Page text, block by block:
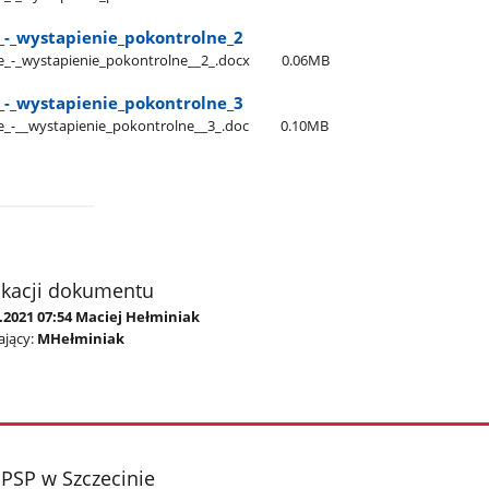
​_wystapienie​_pokontrolne​_2
​_wystapienie​_pokontrolne​_​_2​_.docx 0.06MB
​_wystapienie​_pokontrolne​_3
​_​_wystapienie​_pokontrolne​_​_3​_.doc 0.10MB
dokumentu
07:54 Maciej Hełminiak
MHełminiak
w Szczecinie